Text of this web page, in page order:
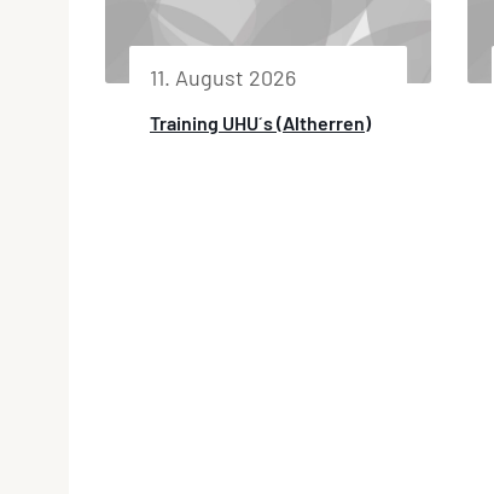
11. August 2026
Training UHU´s (Altherren)